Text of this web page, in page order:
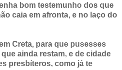
bom testemunho dos que
caia em afronta, e no laço do
Creta, para que pusesses
ainda restam, e de cidade
presbíteros, como já te